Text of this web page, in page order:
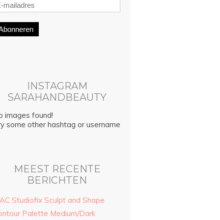
INSTAGRAM
SARAHANDBEAUTY
images found!
some other hashtag or username
MEEST RECENTE
BERICHTEN
Studiofix Sculpt and Shape
Palette Medium/Dark